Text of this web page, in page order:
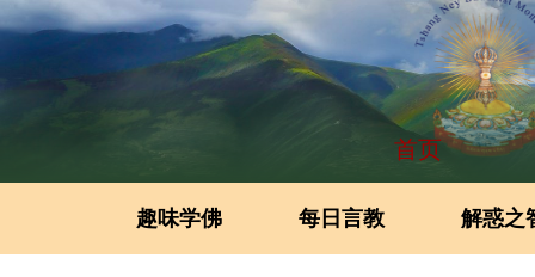
首页
趣味学佛 每日言教 解惑之